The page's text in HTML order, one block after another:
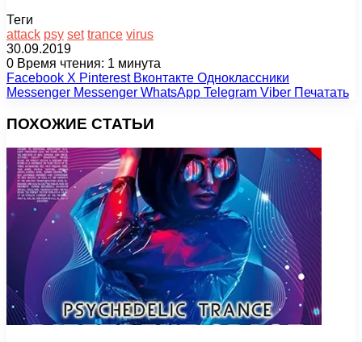
Теги
attack psy set trance virus
30.09.2019
0 Время чтения: 1 минута
Facebook X Pinterest Вконтакте Одноклассники
Messenger Messenger WhatsApp Telegram Viber Печатать
ПОХОЖИЕ СТАТЬИ